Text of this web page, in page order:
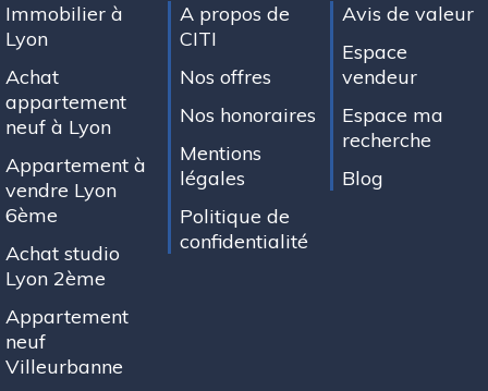
Immobilier à
Lyon
Achat
appartement
neuf à Lyon
Appartement à
vendre Lyon
6ème
Achat studio
Lyon 2ème
Appartement
neuf
Villeurbanne
A propos de
CITI
Nos offres
Nos honoraires
Mentions
légales
Politique de
confidentialité
Avis de valeur
Espace
vendeur
Espace ma
recherche
Blog